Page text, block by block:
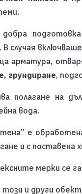
добра
. В случая
арматура,
грундиране,
полагане на
вода.
е
и с поставена
мерки се
и други